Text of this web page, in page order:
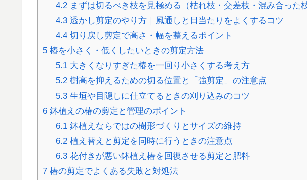
4.2まずは切るべき枝を見極める（枯れ枝・交差枝・混み合った枝
4.3透かし剪定のやり方｜風通しと日当たりをよくするコツ
4.4切り戻し剪定で高さ・幅を整えるポイント
5 椿を小さく・低くしたいときの剪定方法
5.1大きくなりすぎた椿を一回り小さくする考え方
5.2樹高を抑えるための切る位置と「強剪定」の注意点
5.3生垣や目隠しに仕立てるときの刈り込みのコツ
6 鉢植えの椿の剪定と管理のポイント
6.1鉢植えならではの樹形づくりとサイズの維持
6.2植え替えと剪定を同時に行うときの注意点
6.3花付きが悪い鉢植え椿を回復させる剪定と肥料
7 椿の剪定でよくある失敗と対処法